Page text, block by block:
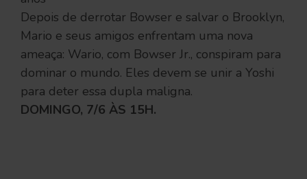
Depois de derrotar Bowser e salvar o Brooklyn,
Mario e seus amigos enfrentam uma nova
ameaça: Wario, com Bowser Jr., conspiram para
dominar o mundo. Eles devem se unir a Yoshi
para deter essa dupla maligna.
DOMINGO, 7/6 ÀS 15H.